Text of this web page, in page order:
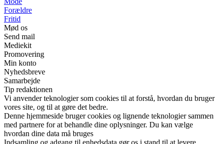
Forældre
Fritid
Mød os
Send mail
Mediekit
Promovering
Min konto
Nyhedsbreve
Samarbejde
Tip redaktionen
Vi anvender teknologier som cookies til at forstå, hvordan du bruger
vores site, og til at gøre det bedre.
Denne hjemmeside bruger cookies og lignende teknologier sammen
med partnere for at behandle dine oplysninger. Du kan vælge
hvordan dine data må bruges
Indsamling og adgang til enhedsdata gør os i stand til at levere